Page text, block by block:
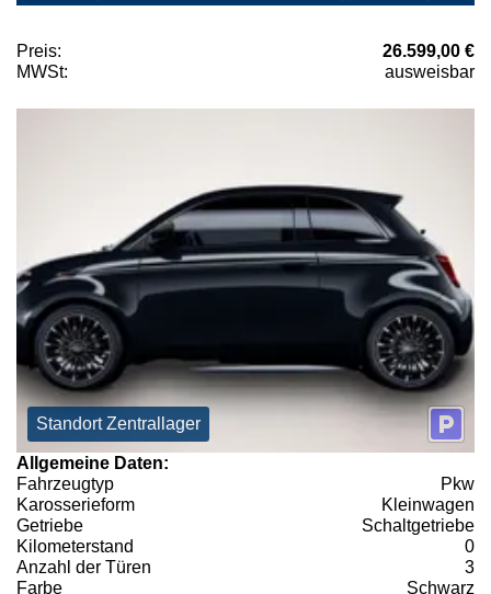
Preis:
26.599,00 €
MWSt:
ausweisbar
Standort Zentrallager
Allgemeine Daten:
Fahrzeugtyp
Pkw
Karosserieform
Kleinwagen
Getriebe
Schaltgetriebe
Kilometerstand
0
Anzahl der Türen
3
Farbe
Schwarz